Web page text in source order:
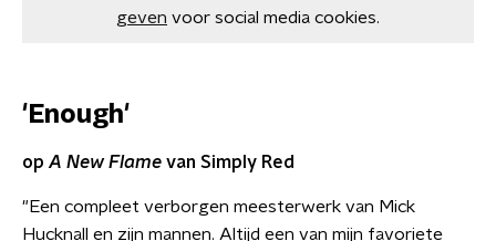
geven voor social media cookies.
'Enough'
op A New Flame van Simply Red
"Een compleet verborgen meesterwerk van Mick
Hucknall en zijn mannen. Altijd een van mijn favoriete